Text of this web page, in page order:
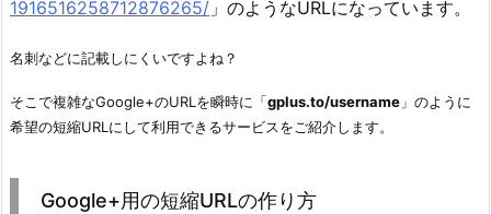
1916516258712876265/ 」のようなURLになっています。
名刺などに記載しにくいですよね？
そこで複雑なGoogle+のURLを瞬時に「gplus.to/username 」のように
希望の短縮URLにして利用できるサービスをご紹介します。
Google+用の短縮URLの作り方